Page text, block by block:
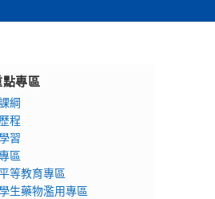
點專區
綱
程
習
區
等教育專區
生藥物濫用專區